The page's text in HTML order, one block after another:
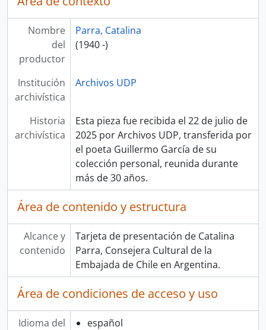
Nombre
del
productor
Parra, Catalina
(1940 -)
Institución
archivística
Archivos UDP
Historia
archivística
Esta pieza fue recibida el 22 de julio de
2025 por Archivos UDP, transferida por
el poeta Guillermo García de su
colección personal, reunida durante
más de 30 años.
Área de contenido y estructura
Alcance y
contenido
Tarjeta de presentación de Catalina
Parra, Consejera Cultural de la
Embajada de Chile en Argentina.
Área de condiciones de acceso y uso
Idioma del
español